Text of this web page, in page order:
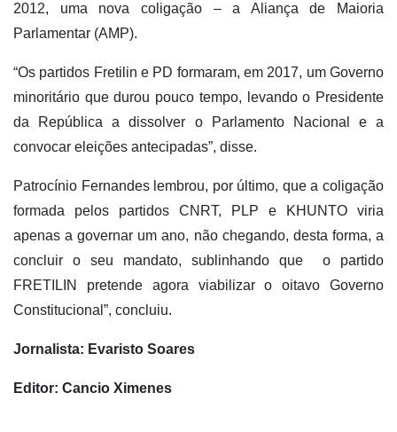
2012, uma nova coligação – a Aliança de Maioria
Parlamentar (AMP).
“Os partidos Fretilin e PD formaram, em 2017, um Governo
minoritário que durou pouco tempo, levando o Presidente
da República a dissolver o Parlamento Nacional e a
convocar eleições antecipadas”, disse.
Patrocínio Fernandes lembrou, por último, que a coligação
formada pelos partidos CNRT, PLP e KHUNTO viria
apenas a governar um ano, não chegando, desta forma, a
concluir o seu mandato, sublinhando que o partido
FRETILIN pretende agora viabilizar o oitavo Governo
Constitucional”, concluiu.
Jornalista: Evaristo Soares
Editor: Cancio Ximenes